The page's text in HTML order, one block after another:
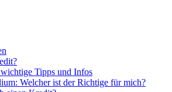
Tipps und Infos
Welcher ist der Richtige für mich?